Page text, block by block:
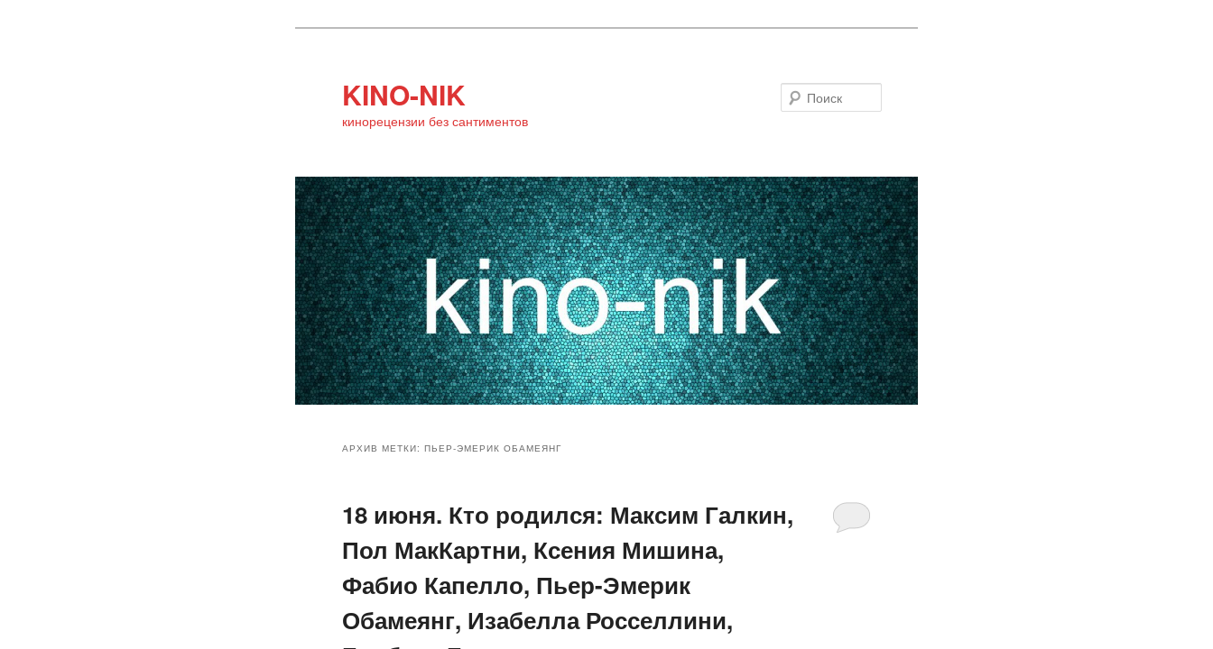
KINO-NIK
кинорецензии без сантиментов
основному
содержимому
дополнительному
содержимому
АРХИВ МЕТКИ:ПЬЕР-ЭМЕРИК ОБАМЕЯНГ
18 июня. Кто родился: Максим Галкин,
Пол МакКартни, Ксения Мишина,
Фабио Капелло, Пьер-Эмерик
Обамеянг, Изабелла Росселлини,